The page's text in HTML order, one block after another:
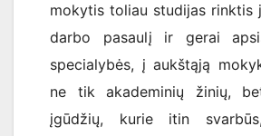
mokytis toliau studijas rinktis
darbo pasaulį ir gerai
specialybės, į aukštąją
ne tik akademinių žinių,
įgūdžių, kurie itin